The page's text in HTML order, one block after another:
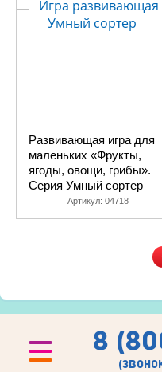
Развивающая игра для
маленьких «Фрукты,
ягоды, овощи, грибы».
Серия Умный сортер
Артикул: 04718
8